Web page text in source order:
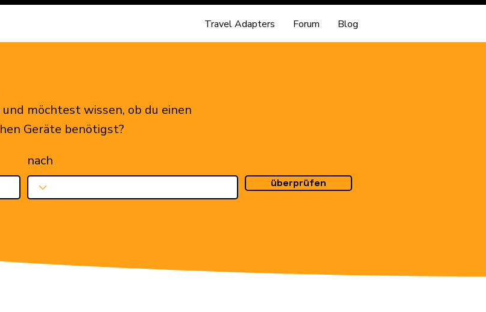
Travel Adapters Forum Blog
möchtest wissen, ob du einen
Geräte benötigst?
nach
überprüfen